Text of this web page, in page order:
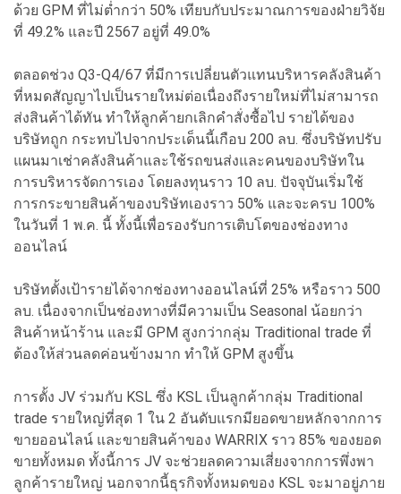
ด้วย GPM ที่ไม่ต่ำกว่า 50% เทียบกับประมาณการของฝ่ายวิจัย
ที่ 49.2% และปี 2567 อยู่ที่ 49.0%
ตลอดช่วง Q3-Q4/67 ที่มีการเปลี่ยนตัวแทนบริหารคลังสินค้า
ที่หมดสัญญาไปเป็นรายใหม่ต่อเนื่องถึงรายใหม่ที่ไม่สามารถ
ส่งสินค้าได้ทัน ทำให้ลูกค้ายกเลิกคำสั่งซื้อไป รายได้ของ
บริษัทถูก กระทบไปจากประเด็นนี้เกือบ 200 ลบ. ซึ่งบริษัทปรับ
แผนมาเช่าคลังสินค้าและใช้รถขนส่งและคนของบริษัทใน
การบริหารจัดการเอง โดยลงทุนราว 10 ลบ. ปัจจุบันเริ่มใช้
การกระขายสินค้าของบริษัทเองราว 50% และจะครบ 100%
ในวันที่ 1 พ.ค. นี้ ทั้งนี้เพื่อรองรับการเติบโตของช่องทาง
ออนไลน์
บริษัทตั้งเป้ารายได้จากช่องทางออนไลน์ที่ 25% หรือราว 500
ลบ. เนื่องจากเป็นช่องทางที่มีความเป็น Seasonal น้อยกว่า
สินค้าหน้าร้าน และมี GPM สูงกว่ากลุ่ม Traditional trade ที่
ต้องให้ส่วนลดค่อนข้างมาก ทำให้ GPM สูงขึ้น
การตั้ง JV ร่วมกับ KSL ซึ่ง KSL เป็นลูกค้ากลุ่ม Traditional
trade รายใหญ่ที่สุด 1 ใน 2 อันดับแรกมียอดขายหลักจากการ
ขายออนไลน์ และขายสินค้าของ WARRIX ราว 85% ของยอด
ขายทั้งหมด ทั้งนี้การ JV จะช่วยลดความเสี่ยงจากการพึ่งพา
ลูกค้ารายใหญ่ นอกจากนี้ธุรกิจทั้งหมดของ KSL จะมาอยู่ภาย